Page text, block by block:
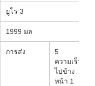
ยูโร 3
1999 มล
การส่ง
5
ความเร็ว
ไปข้าง
หน้า 1